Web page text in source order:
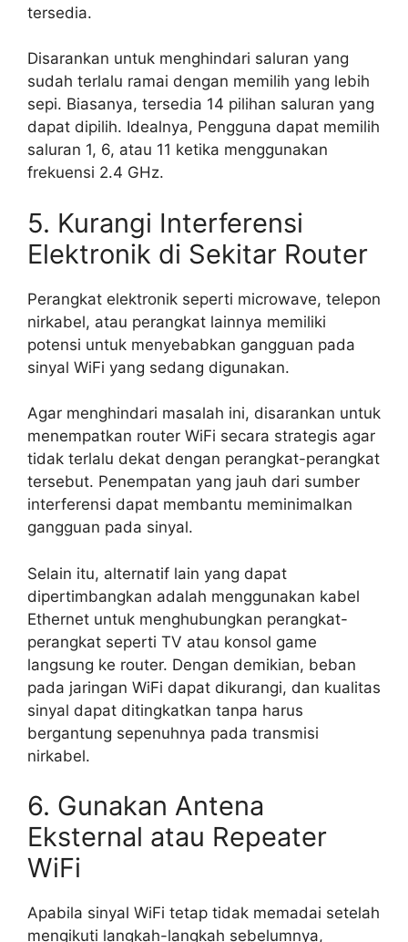
tersedia.
Disarankan untuk menghindari saluran yang
sudah terlalu ramai dengan memilih yang lebih
sepi. Biasanya, tersedia 14 pilihan saluran yang
dapat dipilih. Idealnya, Pengguna dapat memilih
saluran 1, 6, atau 11 ketika menggunakan
frekuensi 2.4 GHz.
5. Kurangi Interferensi
Elektronik di Sekitar Router
Perangkat elektronik seperti microwave, telepon
nirkabel, atau perangkat lainnya memiliki
potensi untuk menyebabkan gangguan pada
sinyal WiFi yang sedang digunakan.
Agar menghindari masalah ini, disarankan untuk
menempatkan router WiFi secara strategis agar
tidak terlalu dekat dengan perangkat-perangkat
tersebut. Penempatan yang jauh dari sumber
interferensi dapat membantu meminimalkan
gangguan pada sinyal.
Selain itu, alternatif lain yang dapat
dipertimbangkan adalah menggunakan kabel
Ethernet untuk menghubungkan perangkat-
perangkat seperti TV atau konsol game
langsung ke router. Dengan demikian, beban
pada jaringan WiFi dapat dikurangi, dan kualitas
sinyal dapat ditingkatkan tanpa harus
bergantung sepenuhnya pada transmisi
nirkabel.
6. Gunakan Antena
Eksternal atau Repeater
WiFi
Apabila sinyal WiFi tetap tidak memadai setelah
mengikuti langkah-langkah sebelumnya,